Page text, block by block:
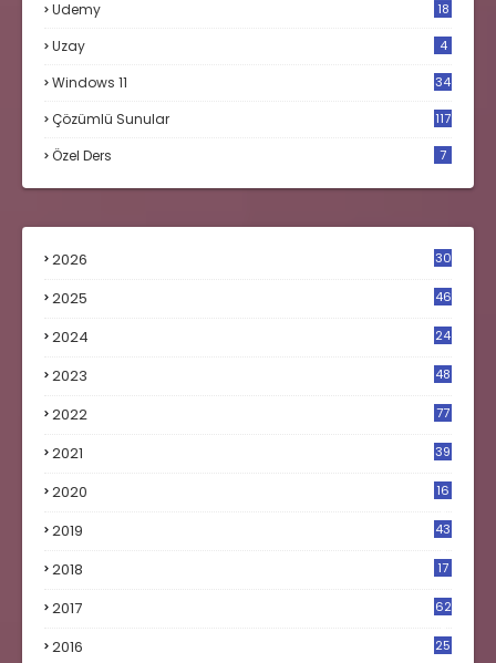
Udemy 18
Uzay 4
Windows 11 34
Çözümlü Sunular 117
Özel Ders 7
2026 30
2025 46
2024 24
2023
48
2022 77
2021 39
2020
16
2019
43
2018
17
2017
62
2016
25